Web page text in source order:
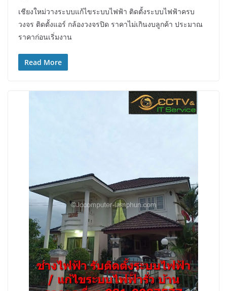
เชียงใหม่วางระบบแก้ไขระบบไฟฟ้า ติดตั้งระบบไฟฟ้าครบ
วงจร ติดตั้งแอร์ กล้องวงจรปิด ราคาไม่เกินงบลูกค้า ประมาณ
ราคาก่อนเริ่มงาน
Read More